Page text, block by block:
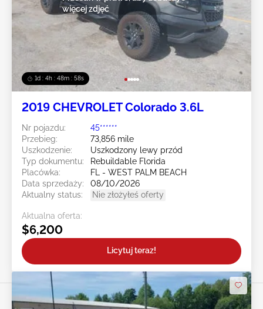
1d : 4h : 48m : 55s
więcej zdjęć
2019 CHEVROLET Colorado 3.6L
Nr pojazdu:
45******
Przebieg:
73,856 mile
Uszkodzenie:
Uszkodzony lewy przód
Typ dokumentu:
Rebuildable Florida
Placówka:
FL - WEST PALM BEACH
Data sprzedaży:
08/10/2026
Aktualny status:
Nie złożyłeś oferty
Aktualna oferta:
$6,200
Licytuj teraz!